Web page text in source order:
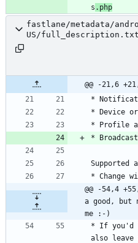
s .php
fastlane/metadata/
US/full_description.txt
@@ -21,6
@@ -54,4
a good, but
me :-)
* If you'd
also leave